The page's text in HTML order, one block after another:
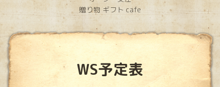
贈り物 ギフト cafe
WS予定表